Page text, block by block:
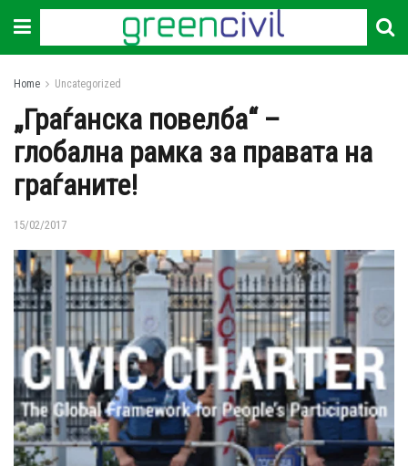
Home Uncategorized
„Граѓанска повелба“ –
глобална рамка за правата на
граѓаните!
15/02/2017